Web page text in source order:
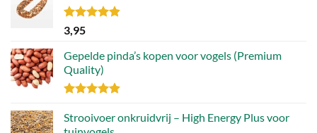
Gewaardeerd
4.79
3,95
Gepelde pinda’s kopen voor vogels (Premium
Quality)
4.89uit 5
Strooivoer onkruidvrij – High Energy Plus voor